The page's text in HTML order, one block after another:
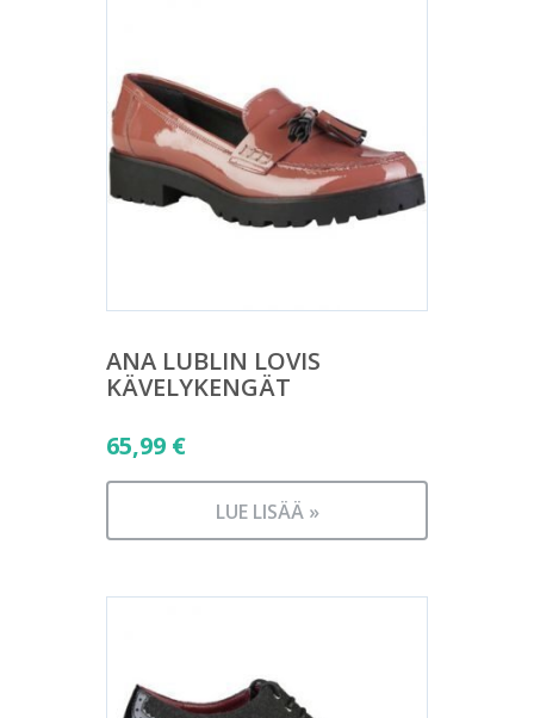
ANA LUBLIN LOVIS
KÄVELYKENGÄT
65,99 €
LUE LISÄÄ »